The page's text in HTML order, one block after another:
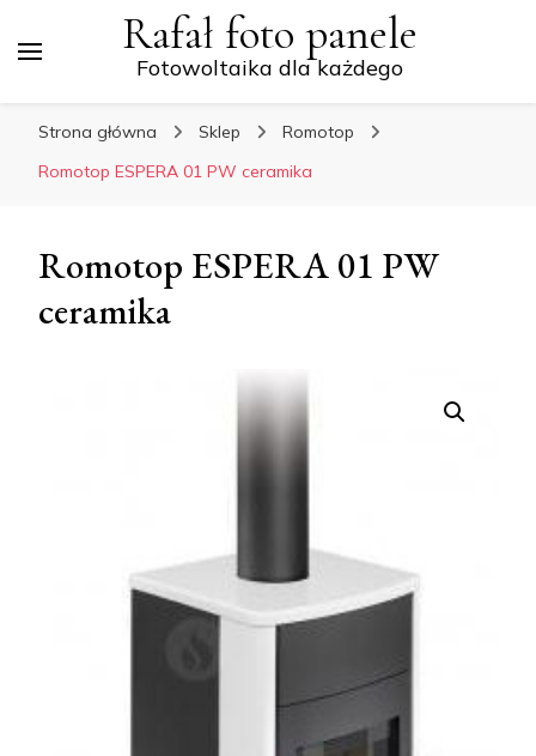
Rafał foto panele
Fotowoltaika dla każdego
Strona główna Sklep
Romotop
Romotop ESPERA 01 PW ceramika
Romotop ESPERA 01 PW
ceramika